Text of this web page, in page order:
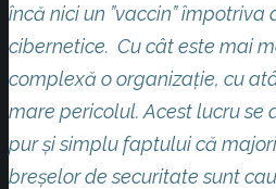
încă nici un ”vaccin”
cibernetice. Cu cât este mai
complexă o organizație, cu
mare pericolul. Acest lucru se
pur și simplu faptului că
breșelor de securitate sunt